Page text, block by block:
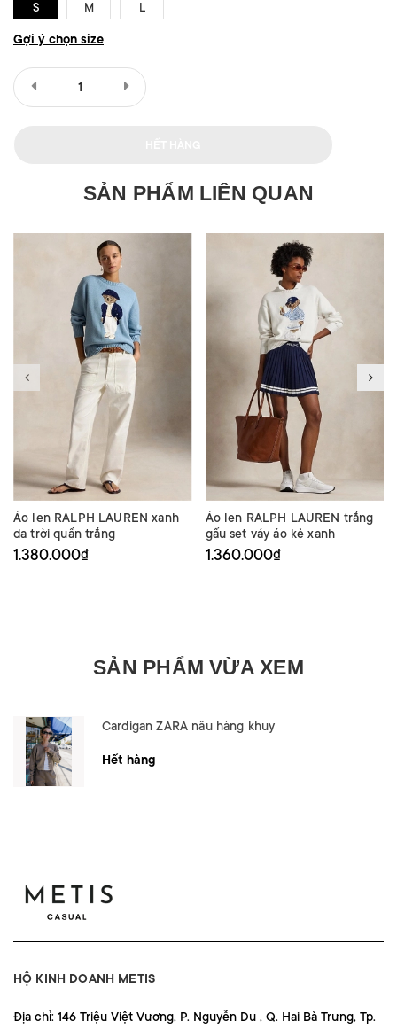
S M L
Gợi ý chọn size
SẢN PHẨM LIÊN QUAN
Áo len RALPH LAUREN xanh
da trời quần trắng
1.380.000₫
Áo len RALPH LAUREN trắng
gấu set váy áo kẻ xanh
1.360.000₫
SẢN PHẨM VỪA XEM
Cardigan ZARA nâu hàng khuy
Hết hàng
HỘ KINH DOANH METIS
Địa chỉ: 146 Triệu Việt Vương, P. Nguyễn Du , Q. Hai Bà Trưng, Tp.